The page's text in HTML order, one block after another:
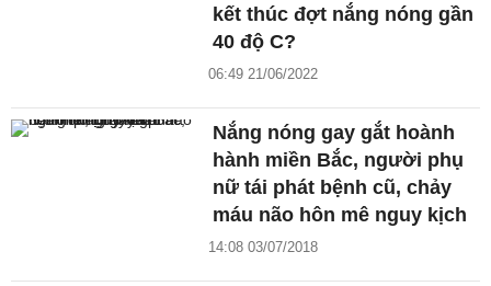
kết thúc đợt nắng nóng gần
40 độ C?
06:49 21/06/2022
Nắng nóng gay gắt hoành
hành miền Bắc, người phụ
nữ tái phát bệnh cũ, chảy
máu não hôn mê nguy kịch
14:08 03/07/2018